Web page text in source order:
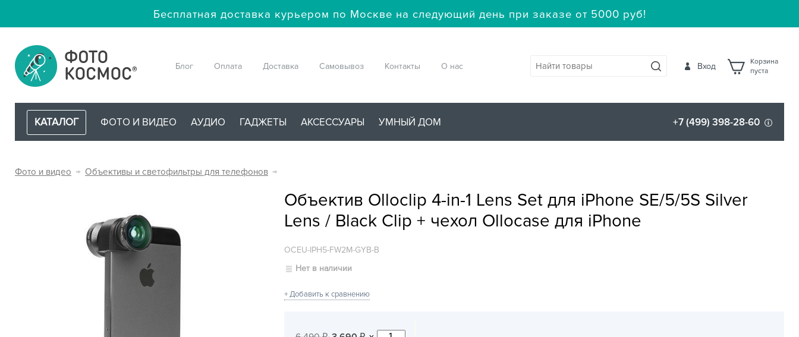
Бесплатная доставка курьером по Москве на следующий день при заказе от 5000 руб!
Блог Оплата Доставка Самовывоз Контакты О нас
Корзина
пуста
Вход
КАТАЛОГ ФОТО И ВИДЕО АУДИО ГАДЖЕТЫ АКСЕССУАРЫ УМНЫЙ ДОМ +7 (499) 398-28-60
Фото и видео → Объективы и светофильтры для телефонов →
Объектив Olloclip 4-in-1 Lens Set для iPhone SE/5/5S Silver
Lens / Black Clip + чехол Ollocase для iPhone
OCEU-IPH5-FW2M-GYB-B
Нет в наличии
+ Добавить к сравнению